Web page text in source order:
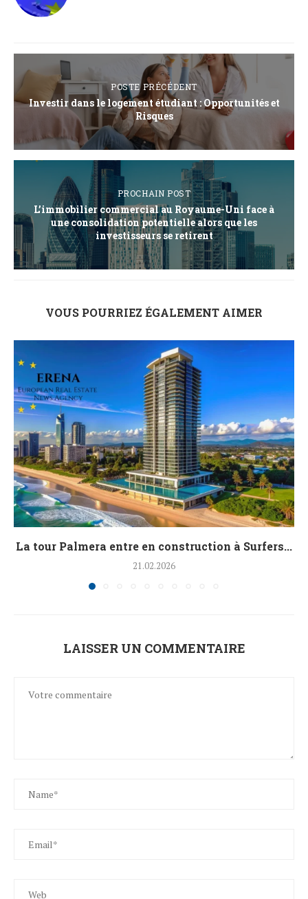
POSTE PRÉCÉDENT
Investir dans le logement étudiant : Opportunités et
Risques
PROCHAIN POST
L’immobilier commercial au Royaume-Uni face à
une consolidation potentielle alors que les
investisseurs se retirent
VOUS POURRIEZ ÉGALEMENT AIMER
La tour Palmera entre en construction à Surfers...
21.02.2026
LAISSER UN COMMENTAIRE